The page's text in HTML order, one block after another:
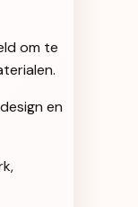
om te
en